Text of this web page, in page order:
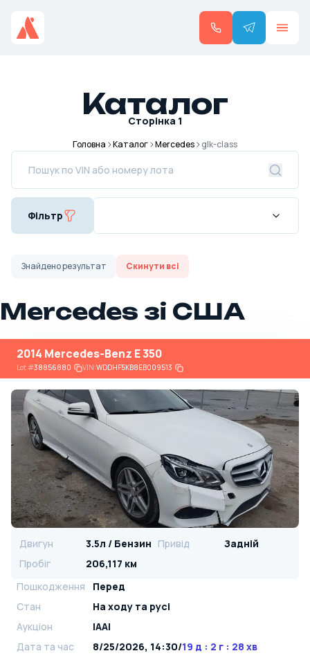
Каталог
Сторінка 1
Головна Каталог Mercedes glk-class
Фільтр
Знайденорезультат Скинути всі
Mercedes зі США
2014 Mercedes-Benz E 350
Lot#38856880 VIN:WDDHF5KB8EB009513
Двигун 3.5л / Бензин Привід
Задній
Пробіг
206,117 км
Пошкодження
Перед
Стан
На ​​ходу та русі
Аукціон
IAAI
Дата та час
8/25/2026, 14:30/19 д : 2 г : 28 хв